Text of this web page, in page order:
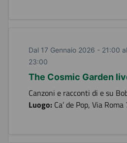
Dal 17 Gennaio 2026 - 21:00
23:00
The Cosmic Garden
Canzoni e racconti di e su
Luogo: Ca’ de Pop, Via